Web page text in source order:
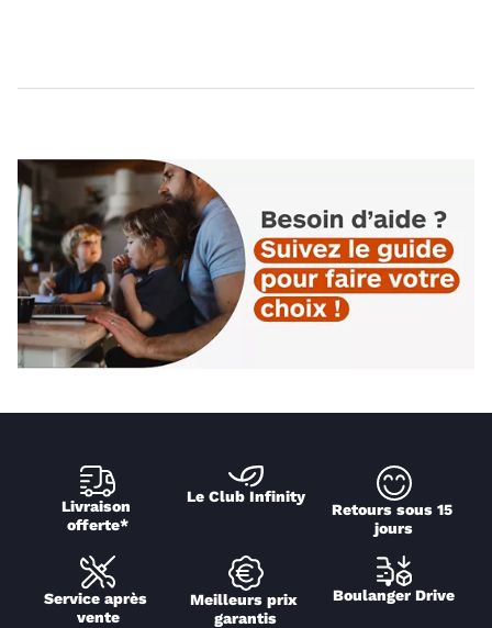
Livraison
offerte*
Le Club Infinity
Retours sous 15
jours
Service après
vente
Meilleurs prix
garantis
Boulanger Drive